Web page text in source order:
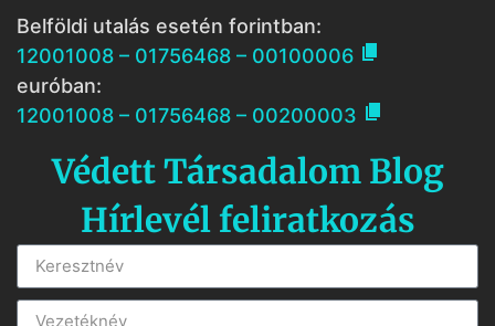
Belföldi utalás esetén forintban:
12001008 – 01756468 – 00100006 
euróban:
12001008 – 01756468 – 00200003 
Védett Társadalom Blog
Hírlevél feliratkozás